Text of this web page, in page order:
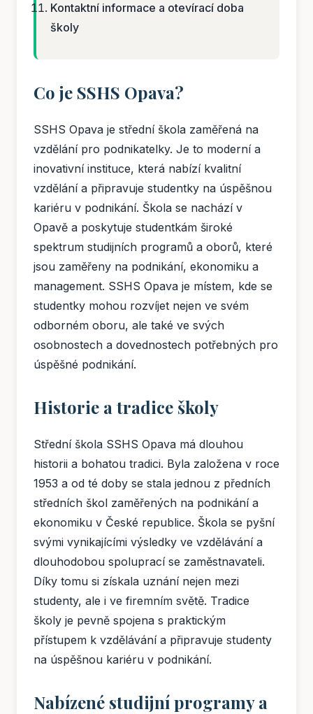
Kontaktní informace a otevírací doba
školy
Co je SSHS Opava?
SSHS Opava je střední škola zaměřená na
vzdělání pro podnikatelky. Je to moderní a
inovativní instituce, která nabízí kvalitní
vzdělání a připravuje studentky na úspěšnou
kariéru v podnikání. Škola se nachází v
Opavě a poskytuje studentkám široké
spektrum studijních programů a oborů, které
jsou zaměřeny na podnikání, ekonomiku a
management. SSHS Opava je místem, kde se
studentky mohou rozvíjet nejen ve svém
odborném oboru, ale také ve svých
osobnostech a dovednostech potřebných pro
úspěšné podnikání.
Historie a tradice školy
Střední škola SSHS Opava má dlouhou
historii a bohatou tradici. Byla založena v roce
1953 a od té doby se stala jednou z předních
středních škol zaměřených na podnikání a
ekonomiku v České republice. Škola se pyšní
svými vynikajícími výsledky ve vzdělávání a
dlouhodobou spoluprací se zaměstnavateli.
Díky tomu si získala uznání nejen mezi
studenty, ale i ve firemním světě. Tradice
školy je pevně spojena s praktickým
přístupem k vzdělávání a připravuje studenty
na úspěšnou kariéru v podnikání.
Nabízené studijní programy a